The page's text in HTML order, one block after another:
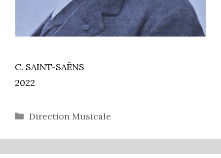
C. SAINT-SAËNS
2022
Catégories
Direction Musicale